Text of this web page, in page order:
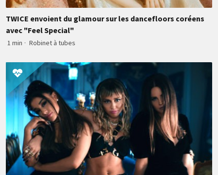
TWICE envoient du glamour sur les dancefloors coréens
avec "Feel Special"
1 min · Robinet à tubes